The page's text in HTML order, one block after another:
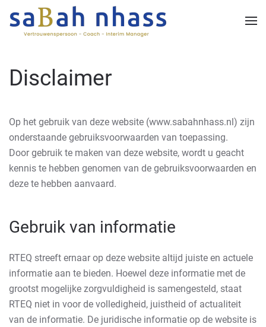
Skip to main content
Disclaimer
Op het gebruik van deze website (www.sabahnhass.nl) zijn
onderstaande gebruiksvoorwaarden van toepassing.
Door gebruik te maken van deze website, wordt u geacht
kennis te hebben genomen van de gebruiksvoorwaarden en
deze te hebben aanvaard.
Gebruik van informatie
RTEQ streeft ernaar op deze website altijd juiste en actuele
informatie aan te bieden. Hoewel deze informatie met de
grootst mogelijke zorgvuldigheid is samengesteld, staat
RTEQ niet in voor de volledigheid, juistheid of actualiteit
van de informatie. De juridische informatie op de website is